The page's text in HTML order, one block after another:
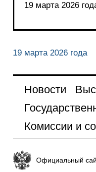
19 марта 2026
19 марта 2026 года
Новости
Комиссии и
Официальный